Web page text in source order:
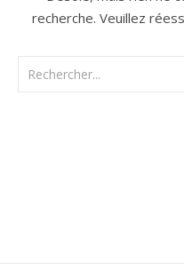
recherche. Veuillez